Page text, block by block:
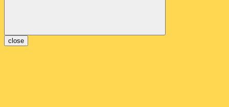
close